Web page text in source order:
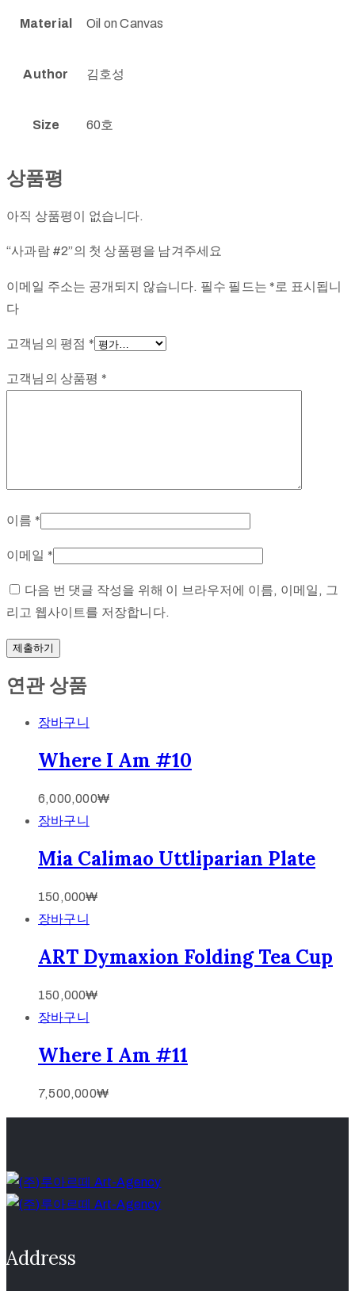
Material Oil on Canvas
Author 김호성
Size 60호
상품평
아직 상품평이 없습니다.
“사과람 #2”의 첫 상품평을 남겨주세요
이메일 주소는 공개되지 않습니다. 필수 필드는 * 로 표시됩니
다
고객님의 평점 *
고객님의 상품평 *
이름 *
이메일 *
다음 번 댓글 작성을 위해 이 브라우저에 이름, 이메일, 그
리고 웹사이트를 저장합니다.
연관 상품
장바구니
Where I Am #10
6,000,000₩
장바구니
Mia Calimao Uttliparian Plate
150,000₩
장바구니
ART Dymaxion Folding Tea Cup
150,000₩
장바구니
Where I Am #11
7,500,000₩
Address